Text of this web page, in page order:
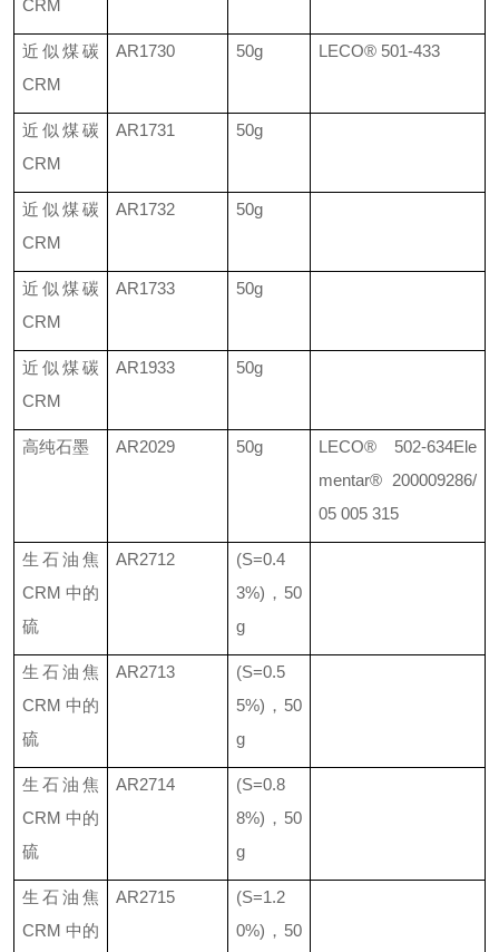
CRM
近似煤碳
CRM
AR1730 50g LECO® 501-433
近似煤碳
CRM
AR1731 50g
近似煤碳
CRM
AR1732 50g
近似煤碳
CRM
AR1733 50g
近似煤碳
CRM
AR1933 50g
高纯石墨 AR2029 50g LECO® 502-634Ele
mentar® 200009286/
05 005 315
生石油焦
CRM 中的
硫
AR2712
(S=0.4
3%) ， 50
g
生石油焦
CRM 中的
硫
AR2713
(S=0.5
5%) ， 50
g
生石油焦
CRM 中的
硫
AR2714
(S=0.8
8%) ， 50
g
生石油焦
CRM 中的
AR2715
(S=1.2
0%) ， 50